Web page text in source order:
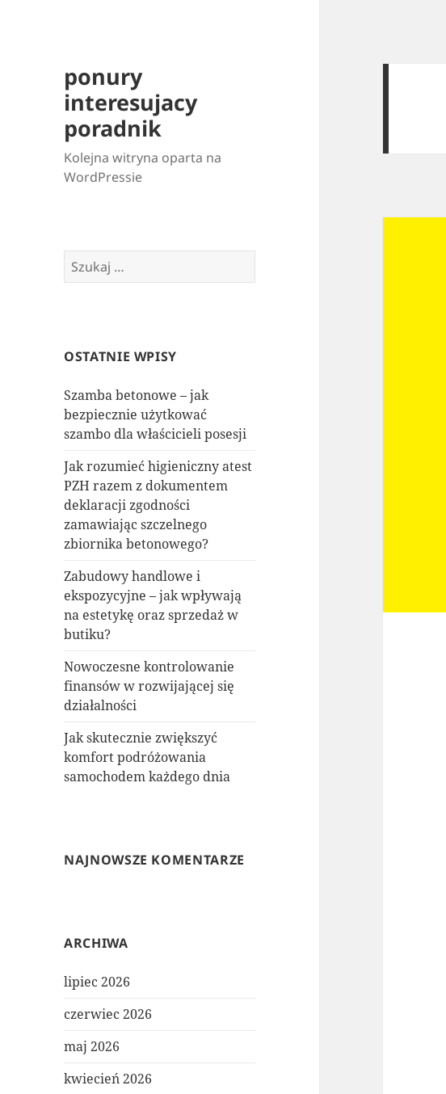
ponury
interesujacy
poradnik
Kolejna witryna oparta na
WordPressie
Szukaj:
OSTATNIE WPISY
Szamba betonowe – jak
bezpiecznie użytkować
szambo dla właścicieli posesji
Jak rozumieć higieniczny atest
PZH razem z dokumentem
deklaracji zgodności
zamawiając szczelnego
zbiornika betonowego?
Zabudowy handlowe i
ekspozycyjne – jak wpływają
na estetykę oraz sprzedaż w
butiku?
Nowoczesne kontrolowanie
finansów w rozwijającej się
działalności
Jak skutecznie zwiększyć
komfort podróżowania
samochodem każdego dnia
NAJNOWSZE KOMENTARZE
ARCHIWA
lipiec 2026
czerwiec 2026
maj 2026
kwiecień 2026